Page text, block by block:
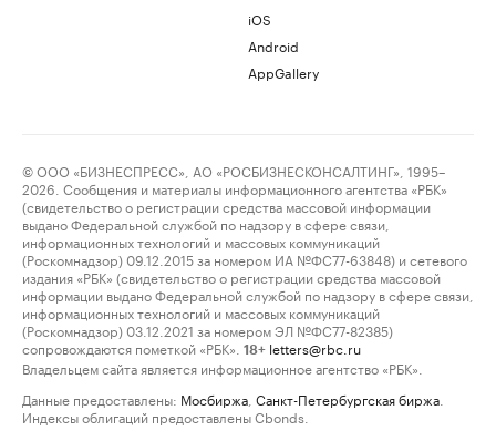
iOS
Android
AppGallery
© ООО «БИЗНЕСПРЕСС», АО «РОСБИЗНЕСКОНСАЛТИНГ», 1995–
2026. Сообщения и материалы информационного агентства «РБК»
(свидетельство о регистрации средства массовой информации
выдано Федеральной службой по надзору в сфере связи,
информационных технологий и массовых коммуникаций
(Роскомнадзор) 09.12.2015 за номером ИА №ФС77-63848) и сетевого
издания «РБК» (свидетельство о регистрации средства массовой
информации выдано Федеральной службой по надзору в сфере связи,
информационных технологий и массовых коммуникаций
(Роскомнадзор) 03.12.2021 за номером ЭЛ №ФС77-82385)
сопровождаются пометкой «РБК».
18+ letters@rbc.ru
Владельцем сайта является информационное агентство «РБК».
Данные предоставлены: Мосбиржа Санкт-Петербургская биржа
Индексы облигаций предоставлены Cbonds.